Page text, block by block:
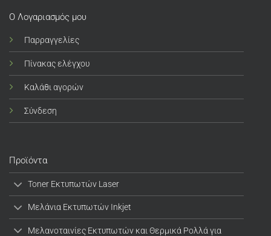
Ο Λογαριασμός μου
Παρραγγελίες
Πίνακας ελέγχου
Καλάθι αγορών
Σύνδεση
Προϊόντα
Toner Εκτυπωτών Laser
Μελάνια Εκτυπωτών Inkjet
Μελανοταινίες Εκτυπωτών και Θερμικά Ρολλά για